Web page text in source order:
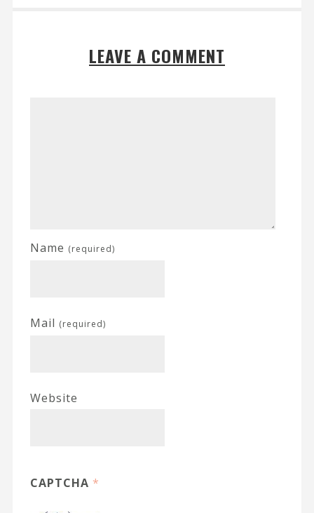
LEAVE A COMMENT
Name (required)
Mail (required)
Website
CAPTCHA *